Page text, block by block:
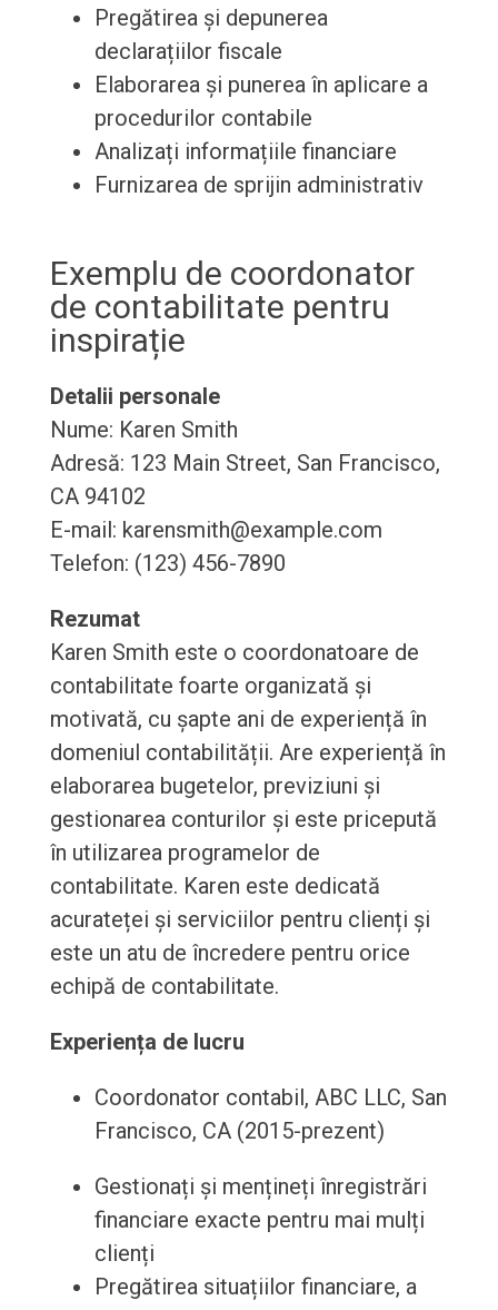
Pregătirea și depunerea
declarațiilor fiscale
Elaborarea și punerea în aplicare a
procedurilor contabile
Analizați informațiile financiare
Furnizarea de sprijin administrativ
Exemplu de coordonator
de contabilitate pentru
inspirație
Detalii personale
Nume: Karen Smith
Adresă: 123 Main Street, San Francisco,
CA 94102
E-mail: karensmith@example.com
Telefon: (123) 456-7890
Rezumat
Karen Smith este o coordonatoare de
contabilitate foarte organizată și
motivată, cu șapte ani de experiență în
domeniul contabilității. Are experiență în
elaborarea bugetelor, previziuni și
gestionarea conturilor și este pricepută
în utilizarea programelor de
contabilitate. Karen este dedicată
acurateței și serviciilor pentru clienți și
este un atu de încredere pentru orice
echipă de contabilitate.
Experiența de lucru
Coordonator contabil, ABC LLC, San
Francisco, CA (2015-prezent)
Gestionați și mențineți înregistrări
financiare exacte pentru mai mulți
clienți
Pregătirea situațiilor financiare, a